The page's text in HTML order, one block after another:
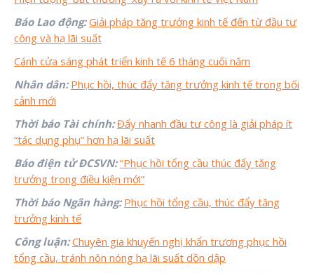
Báo Lao động: Giải pháp tăng trưởng kinh tế đến từ đầu tư
công và hạ lãi suất
Cánh cửa sáng phát triển kinh tế 6 tháng cuối năm
Nhân dân: Phục hồi, thúc đẩy tăng trưởng kinh tế trong bối
cảnh mới
Thời báo Tài chính: Đẩy nhanh đầu tư công là giải pháp ít
“tác dụng phụ” hơn hạ lãi suất
Báo điện tử ĐCSVN: “Phục hồi tổng cầu thúc đẩy tăng
trưởng trong điều kiện mới”
Thời báo Ngân hàng:Phục hồi tổng cầu, thúc đẩy tăng
trưởng kinh tế
Công luận:Chuyên gia khuyến nghị khẩn trương phục hồi
tổng cầu, tránh nôn nóng hạ lãi suất dồn dập